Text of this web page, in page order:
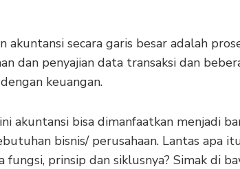
akuntansi secara garis besar adalah
dan penyajian data transaksi dan
keuangan.
akuntansi bisa dimanfaatkan menjadi
bisnis/ perusahaan. Lantas apa
fungsi, prinsip dan siklusnya? Simak di